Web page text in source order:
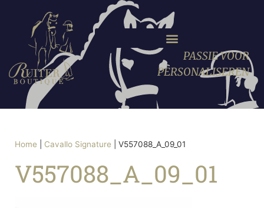
PASSIE VOOR
PERSONALISEREN
Home Cavallo Signature V557088_A_09_01
V557088_A_09_01